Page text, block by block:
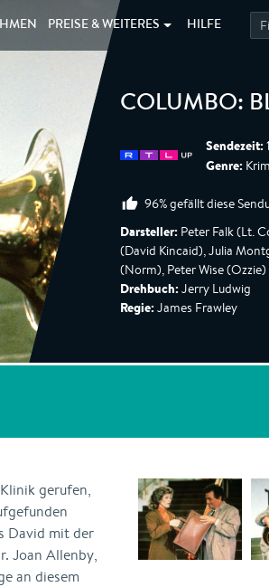
PREISE & WEITERES HILFE
COLUMBO:
Sendezeit:
Genre:
96% gefällt diese
Darsteller: Peter Falk (Lt.
(David Kincaid), Julia
(Norm), Peter Wise (Ozzie)
Drehbuch: Jerry Ludwig
Regie: James Frawley
gerufen,
David mit der
Joan Allenby,
an diesem